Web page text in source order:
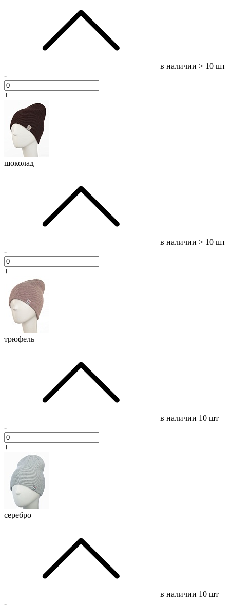
в наличии > 10 шт
-
+
шоколад
в наличии > 10 шт
-
+
трюфель
в наличии 10 шт
-
+
серебро
в наличии 10 шт
-